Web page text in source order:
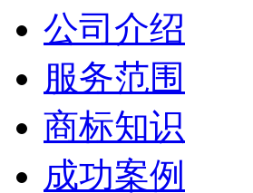
公司介绍
服务范围
商标知识
成功案例